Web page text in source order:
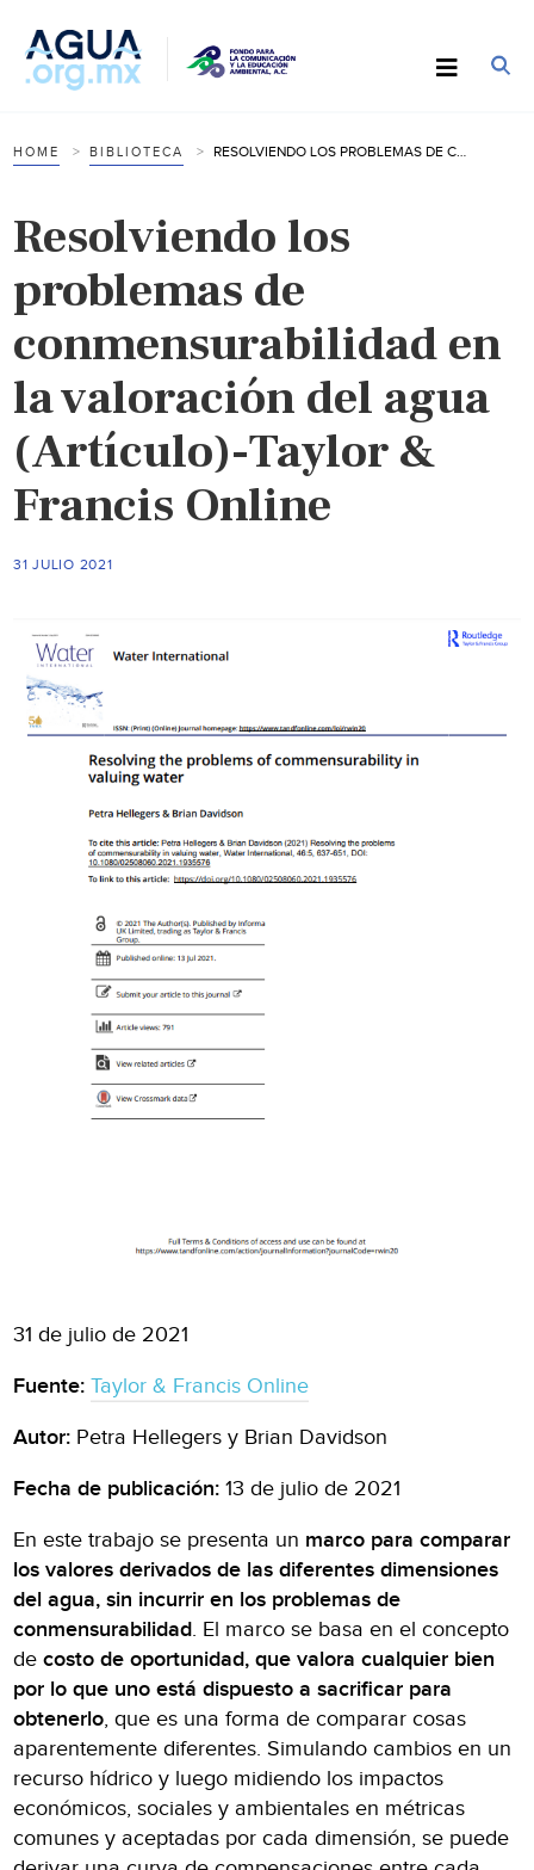
HOME BIBLIOTECA
Resolviendo los
problemas de
conmensurabilidad en
la valoración del agua
(Artículo)-Taylor &
Francis Online
31 JULIO 2021
31 de julio de 2021
Fuente:Taylor & Francis Online
Autor: Petra Hellegers y Brian Davidson
Fecha de publicación:13 de julio de 2021
En este trabajo se presenta un marco para comparar
los valores derivados de las diferentes dimensiones
del agua, sin incurrir en los problemas de
conmensurabilidad. El marco se basa en el concepto
decosto de oportunidad, que valora cualquier bien
por lo que uno está dispuesto a sacrificar para
obtenerlo, que es una forma de comparar cosas
aparentemente diferentes. Simulando cambios en un
recurso hídrico y luego midiendo los impactos
económicos, sociales y ambientales en métricas
comunes y aceptadas por cada dimensión, se puede